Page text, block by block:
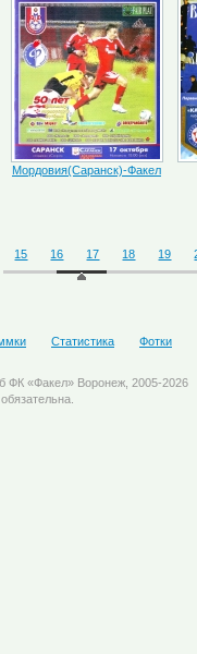
Мордовия(Саранск)-Факел
15 16 17 18 19
Статистика Фотки
«Факел» Воронеж, 2005-2026